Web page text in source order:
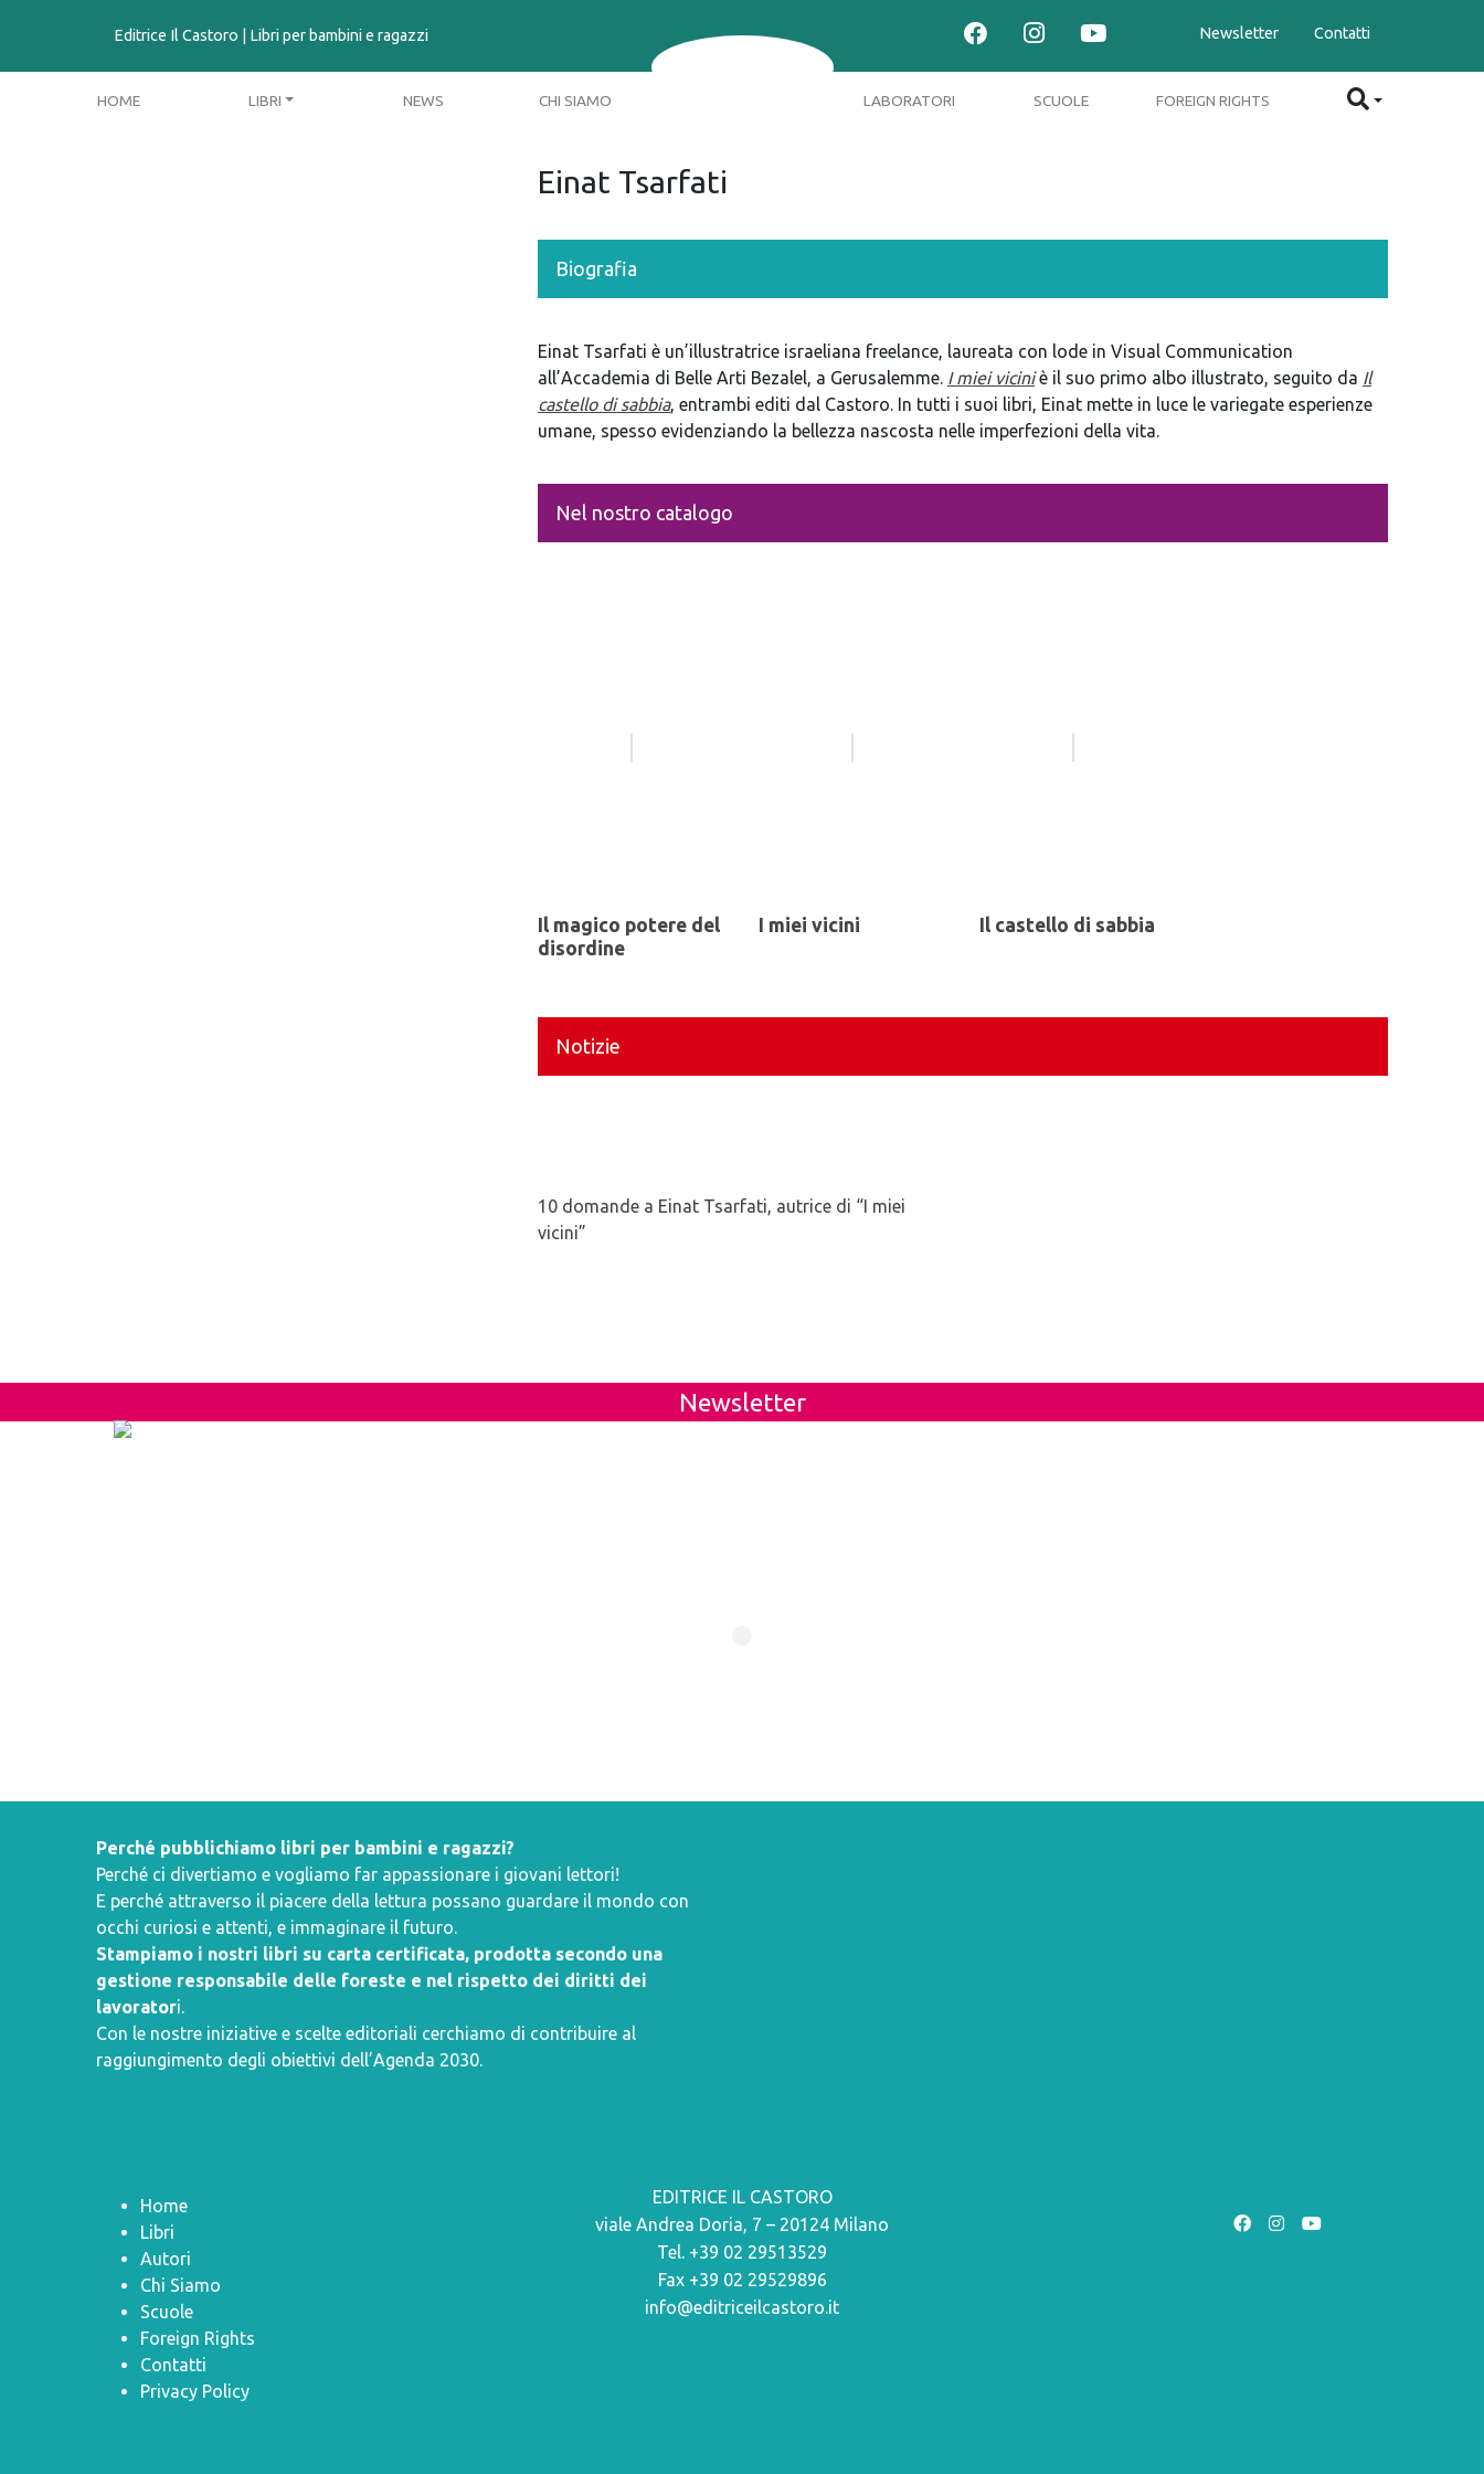
Editrice Il Castoro | Libri per bambini e ragazzi Newsletter Contatti
HOME LIBRI NEWS CHI SIAMO LABORATORI SCUOLE FOREIGN RIGHTS
Einat Tsarfati
Biografia
Einat Tsarfati è un’illustratrice israeliana freelance, laureata con lode in Visual Communication
all’Accademia di Belle Arti Bezalel, a Gerusalemme. I miei viciniè il suo primo albo illustrato, seguito da Il
castello di sabbia, entrambi editi dal Castoro. In tutti i suoi libri, Einat mette in luce le variegate esperienze
umane, spesso evidenziando la bellezza nascosta nelle imperfezioni della vita.
Nel nostro catalogo
Il magico potere del
disordine
I miei vicini Il castello di sabbia
Notizie
10 domande a Einat Tsarfati, autrice di “I miei
vicini”
Newsletter
Perché pubblichiamo libri per bambini e ragazzi?
Perché ci divertiamo e vogliamo far appassionare i giovani lettori!
E perché attraverso il piacere della lettura possano guardare il mondo con
occhi curiosi e attenti, e immaginare il futuro.
Stampiamo i nostri libri su carta certificata, prodotta secondo una
gestione responsabile delle foreste e nel rispetto dei diritti dei
lavoratori.
Con le nostre iniziative e scelte editoriali cerchiamo di contribuire al
raggiungimento degli obiettivi dell’Agenda 2030.
Home
Libri
Autori
Chi Siamo
Scuole
Foreign Rights
Contatti
Privacy Policy
EDITRICE IL CASTORO
viale Andrea Doria, 7 – 20124 Milano
Tel. +39 02 29513529
Fax +39 02 29529896
info@editriceilcastoro.it